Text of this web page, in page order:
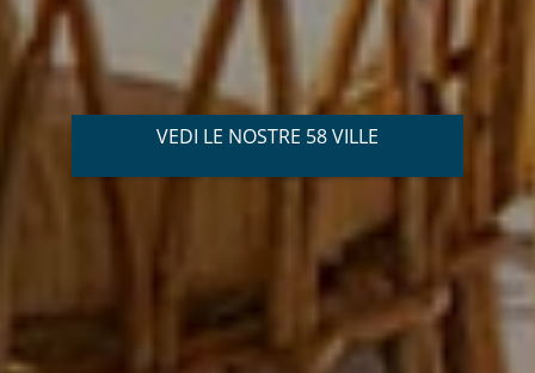
VEDI LE NOSTRE 58 VILLE